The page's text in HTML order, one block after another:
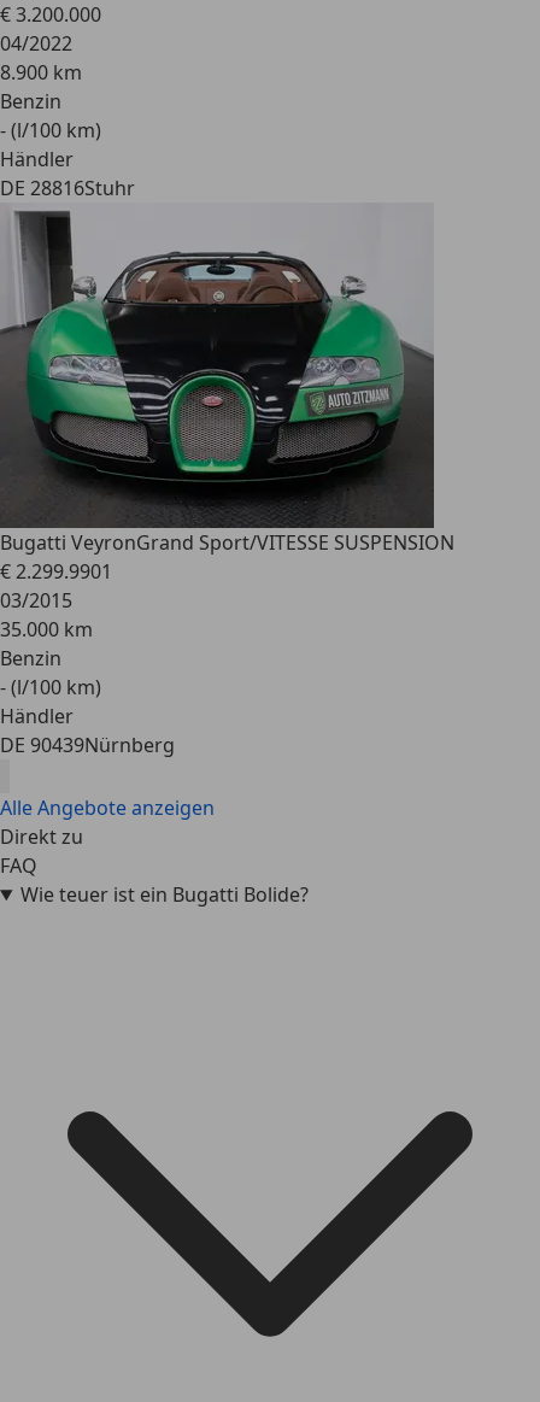
€ 3.200.000
04/2022
8.900 km
Benzin
- (l/100 km)
Händler
DE 28816Stuhr
Bugatti VeyronGrand Sport/VITESSE SUSPENSION
€ 2.299.9901
03/2015
35.000 km
Benzin
- (l/100 km)
Händler
DE 90439Nürnberg
Alle Angebote anzeigen
Direkt zu
FAQ
Wie teuer ist ein Bugatti Bolide?